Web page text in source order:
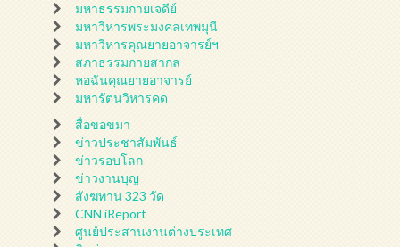
มหาธรรมกายเจดีย์
มหาวิหารพระมงคลเทพมุนี
มหาวิหารคุณยายอาจารย์ฯ
สภาธรรมกายสากล
หอฉันคุณยายอาจารย์
มหารัตนวิหารคด
สื่อขอขมา
ข่าวประชาสัมพันธ์
ข่าวรอบโลก
ข่าวงานบุญ
สังฆทาน 323 วัด
CNN iReport
ศูนย์ประสานงานต่างประเทศ